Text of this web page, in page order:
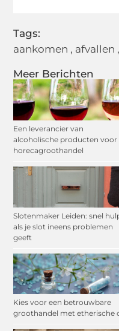
Meer Berichten
Een leverancier van
alcoholische producten voor
horecagroothandel
Slotenmaker Leiden: snel
als je slot ineens problemen
geeft
Kies voor een betrouwbare
groothandel met etherische
Tags:
aankomen , afvallen